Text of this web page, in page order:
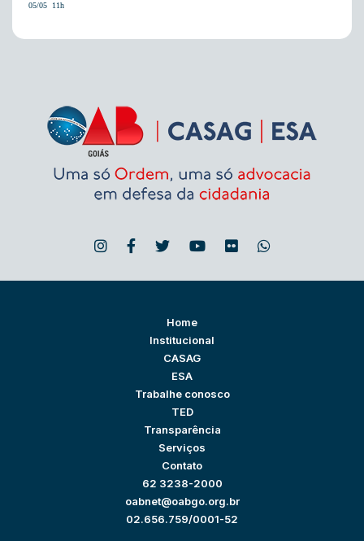
05/05  11h
Home
Institucional
CASAG
ESA
Trabalhe conosco
TED
Transparência
Serviços
Contato
62 3238-2000
oabnet@oabgo.org.br
02.656.759/0001-52